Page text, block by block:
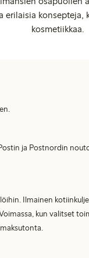
kosmetiikkaa.
ja Postnordin
Ilmainen
kun valitset